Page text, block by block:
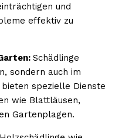
und
effektiv zu
Schädlinge
sondern auch im
spezielle Dienste
wie Blattläusen,
Gartenplagen.